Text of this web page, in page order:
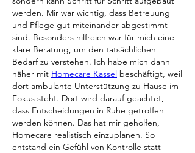
werden. Mir war wichtig, dass Betreuung
und Pflege gut miteinander abgestimmt
sind. Besonders hilfreich war für mich eine
klare Beratung, um den tatsächlichen
Bedarf zu verstehen. Ich habe mich dann
näher mit Homecare Kassel beschäftigt, weil
dort ambulante Unterstützung zu Hause im
Fokus steht. Dort wird darauf geachtet,
dass Entscheidungen in Ruhe getroffen
werden können. Das hat mir geholfen,
Homecare realistisch einzuplanen. So
entstand ein Gefühl von Kontrolle statt